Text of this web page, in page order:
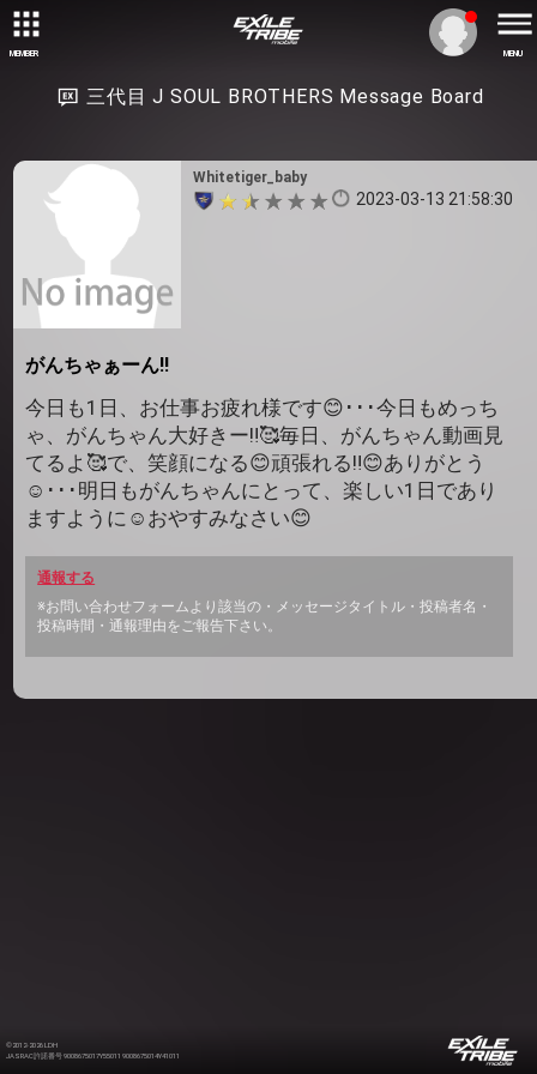
MEMBER MENU
三代目 J SOUL BROTHERS Message Board
Whitetiger_baby
2023-03-13 21:58:30
がんちゃぁーん‼️
今日も1日、お仕事お疲れ様です😊･･･今日もめっち
ゃ、がんちゃん大好きー‼️🥰毎日、がんちゃん動画見
てるよ🥰で、笑顔になる😊頑張れる‼️😊ありがとう
☺️･･･明日もがんちゃんにとって、楽しい1日であり
ますように☺️おやすみなさい😊
通報する
※お問い合わせフォームより該当の・メッセージタイトル・投稿者名・
投稿時間・通報理由をご報告下さい。
©2012-2026 LDH
JASRAC許諾番号 9008675017Y55011 9008675014Y41011